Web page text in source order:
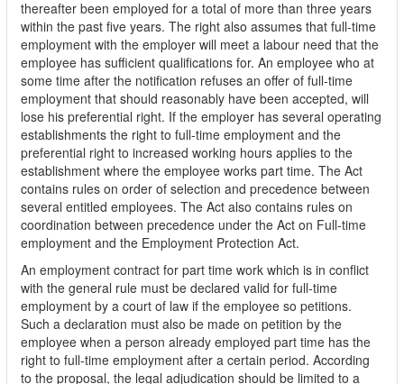
thereafter been employed for a total of more than three years
within the past five years. The right also assumes that full-time
employment with the employer will meet a labour need that the
employee has sufficient qualifications for. An employee who at
some time after the notification refuses an offer of full-time
employment that should reasonably have been accepted, will
lose his preferential right. If the employer has several operating
establishments the right to full-time employment and the
preferential right to increased working hours applies to the
establishment where the employee works part time. The Act
contains rules on order of selection and precedence between
several entitled employees. The Act also contains rules on
coordination between precedence under the Act on Full-time
employment and the Employment Protection Act.
An employment contract for part time work which is in conflict
with the general rule must be declared valid for full-time
employment by a court of law if the employee so petitions.
Such a declaration must also be made on petition by the
employee when a person already employed part time has the
right to full-time employment after a certain period. According
to the proposal, the legal adjudication should be limited to a